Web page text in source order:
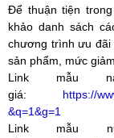
Để thuận tiện
khảo danh sách
chương trình ưu đãi
sản phẩm, mức
Link mẫu
giá: https://
&q=1&g=1
Link mẫu